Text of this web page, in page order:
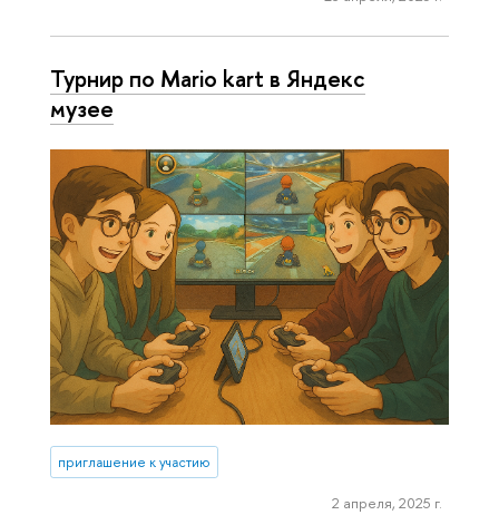
Турнир по Mario kart в Яндекс
музее
приглашение к участию
2 апреля, 2025 г.